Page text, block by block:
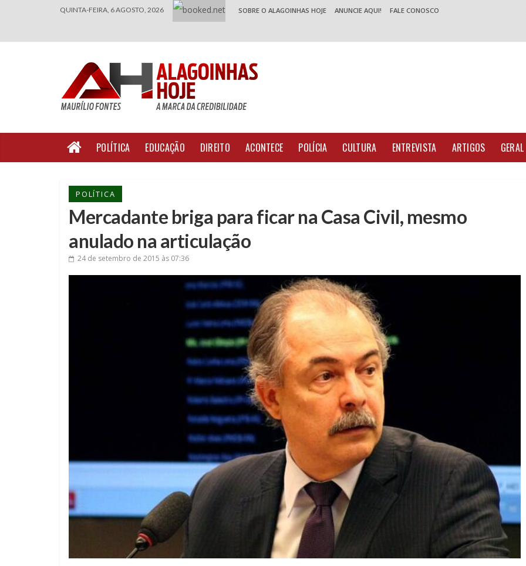
QUINTA-FEIRA, 6 AGOSTO, 2026 SOBRE O ALAGOINHAS HOJE ANUNCIE AQUI! FALE CONOSCO
POLÍTICA EDUCAÇÃO DIREITO ACONTECE POLÍCIA CULTURA ENTREVISTA ARTIGOS GERAL
POLÍTICA
Mercadante briga para ficar na Casa Civil, mesmo
anulado na articulação
24 de setembro de 2015 às 07:36